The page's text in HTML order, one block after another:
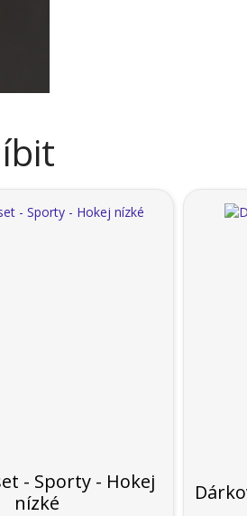
- Sporty - Hokej
nízké